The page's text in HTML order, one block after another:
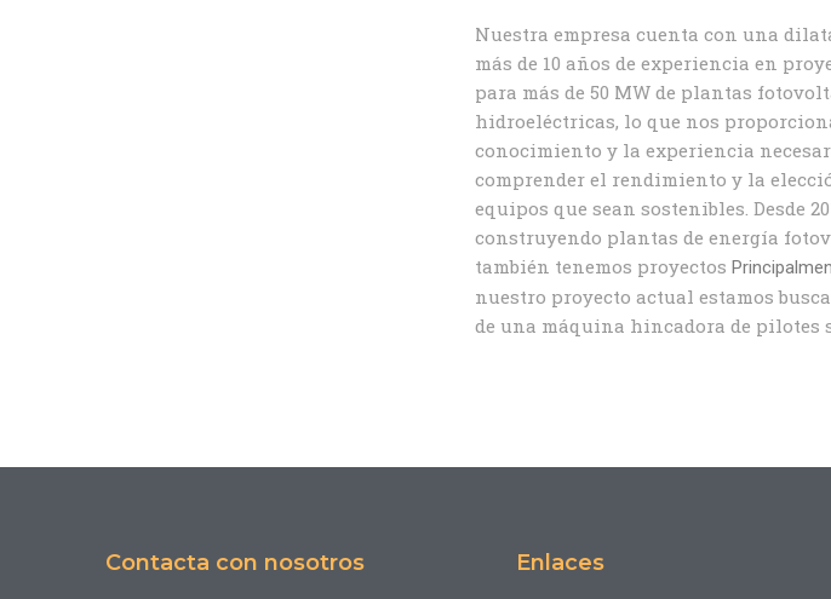
Nuestra empresa cuenta con una
más de 10 años de experiencia en
para más de 50 MW de plantas
hidroeléctricas, lo que nos
conocimiento y la experiencia
comprender el rendimiento y la
equipos que sean sostenibles. Desde
construyendo plantas de energía
también tenemos proyectos
nuestro proyecto actual estamos
de una máquina hincadora de pilotes
Contacta con nosotros Enlaces